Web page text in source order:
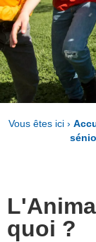
Vous êtes ici ›
quoi ?